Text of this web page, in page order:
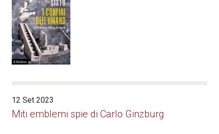
12 Set 2023
Miti emblemi spie di Carlo Ginzburg